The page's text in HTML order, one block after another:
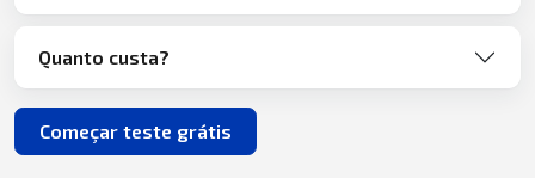
Quanto custa?
Começar teste grátis